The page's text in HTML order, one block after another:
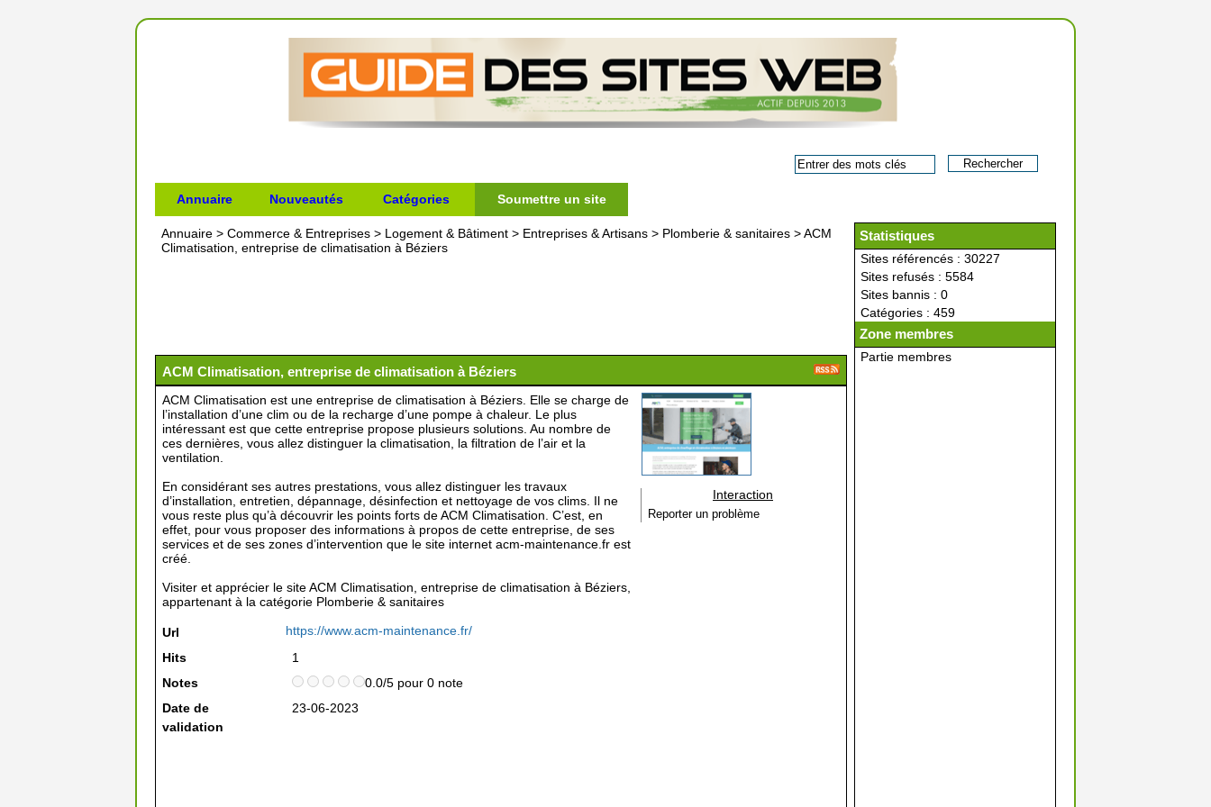
Annuaire Nouveautés Catégories Soumettre un site
Statistiques
Sites référencés : 30227
Sites refusés : 5584
Sites bannis : 0
Catégories : 459
Zone membres
Partie membres
Annuaire > Commerce & Entreprises > Logement & Bâtiment > Entreprises & Artisans > Plomberie & sanitaires >ACM
Climatisation, entreprise de climatisation à Béziers
ACM Climatisation, entreprise de climatisation à Béziers
ACM Climatisation est une entreprise de climatisation à Béziers. Elle se charge de
l’installation d’une clim ou de la recharge d’une pompe à chaleur. Le plus
intéressant est que cette entreprise propose plusieurs solutions. Au nombre de
ces dernières, vous allez distinguer la climatisation, la filtration de l’air et la
ventilation.
En considérant ses autres prestations, vous allez distinguer les travaux
d’installation, entretien, dépannage, désinfection et nettoyage de vos clims. Il ne
vous reste plus qu’à découvrir les points forts de ACM Climatisation. C’est, en
effet, pour vous proposer des informations à propos de cette entreprise, de ses
services et de ses zones d’intervention que le site internet acm-maintenance.fr est
créé.
Visiter et apprécier le site ACM Climatisation, entreprise de climatisation à Béziers,
appartenant à la catégorie Plomberie & sanitaires
Url
https://www.acm-maintenance.fr/
Hits
1
Notes
0.0/5 pour 0 note
Date de
validation
23-06-2023
Interaction
Reporter un problème